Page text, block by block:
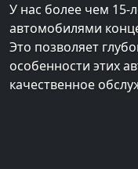
У нас более чем 15-
автомобилями
Это позволяет
особенности этих
качественное